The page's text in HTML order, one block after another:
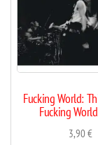
Fucking World:
Fucking
3,90€